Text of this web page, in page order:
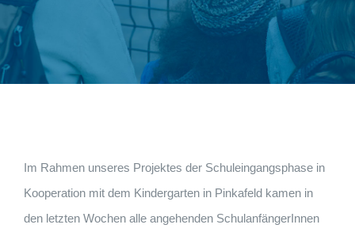
Im Rahmen unseres Projektes der Schuleingangsphase in
Kooperation mit dem Kindergarten in Pinkafeld kamen in
den letzten Wochen alle angehenden SchulanfängerInnen